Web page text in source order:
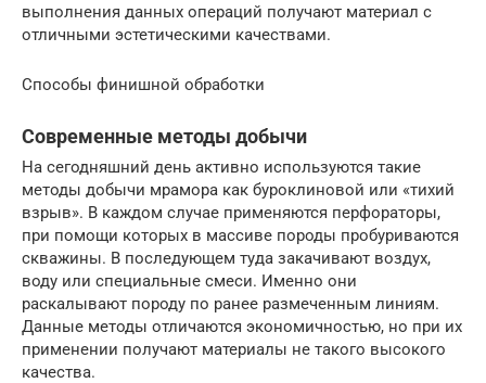
выполнения данных операций получают материал с
отличными эстетическими качествами.
Способы финишной обработки
Современные методы добычи
На сегодняшний день активно используются такие
методы добычи мрамора как буроклиновой или «тихий
взрыв». В каждом случае применяются перфораторы,
при помощи которых в массиве породы пробуриваются
скважины. В последующем туда закачивают воздух,
воду или специальные смеси. Именно они
раскалывают породу по ранее размеченным линиям.
Данные методы отличаются экономичностью, но при их
применении получают материалы не такого высокого
качества.